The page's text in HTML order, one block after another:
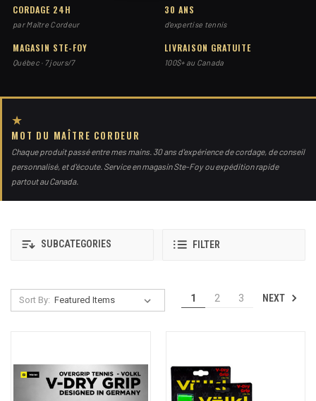
CORDAGE 24H
par Maître Cordeur
30 ANS
d'expertise tennis
MAGASIN STE-FOY
Québec · 7 jours/7
LIVRAISON GRATUITE
100$+ au Canada
★
MOT DU MAÎTRE CORDEUR
Chaque produit passé entre mes mains. 30 ans d'expérience de cordage, de conseil
personnalisé, et d'écoute. Service en magasin Ste-Foy ou expédition rapide
partout au Canada.
SUBCATEGORIES FILTER
Sort By: 1 2 3 NEXT